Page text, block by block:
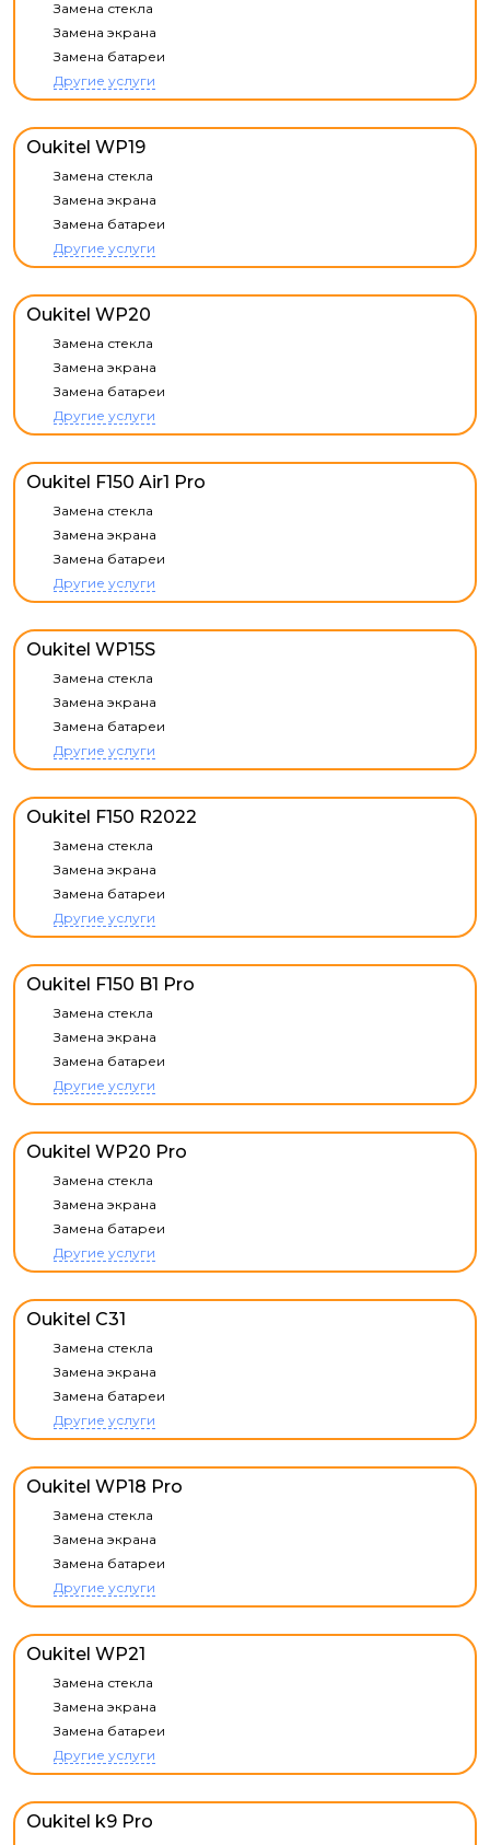
Замена стекла
Замена экрана
Замена батареи
Другие услуги
Oukitel WP19
Замена стекла
Замена экрана
Замена батареи
Другие услуги
Oukitel WP20
Замена стекла
Замена экрана
Замена батареи
Другие услуги
Oukitel F150 Air1 Pro
Замена стекла
Замена экрана
Замена батареи
Другие услуги
Oukitel WP15S
Замена стекла
Замена экрана
Замена батареи
Другие услуги
Oukitel F150 R2022
Замена стекла
Замена экрана
Замена батареи
Другие услуги
Oukitel F150 B1 Pro
Замена стекла
Замена экрана
Замена батареи
Другие услуги
Oukitel WP20 Pro
Замена стекла
Замена экрана
Замена батареи
Другие услуги
Oukitel C31
Замена стекла
Замена экрана
Замена батареи
Другие услуги
Oukitel WP18 Pro
Замена стекла
Замена экрана
Замена батареи
Другие услуги
Oukitel WP21
Замена стекла
Замена экрана
Замена батареи
Другие услуги
Oukitel k9 Pro